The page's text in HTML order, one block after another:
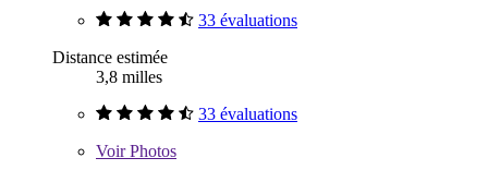
33 évaluations
Distance estimée
3,8 milles
33 évaluations
VoirPhotos